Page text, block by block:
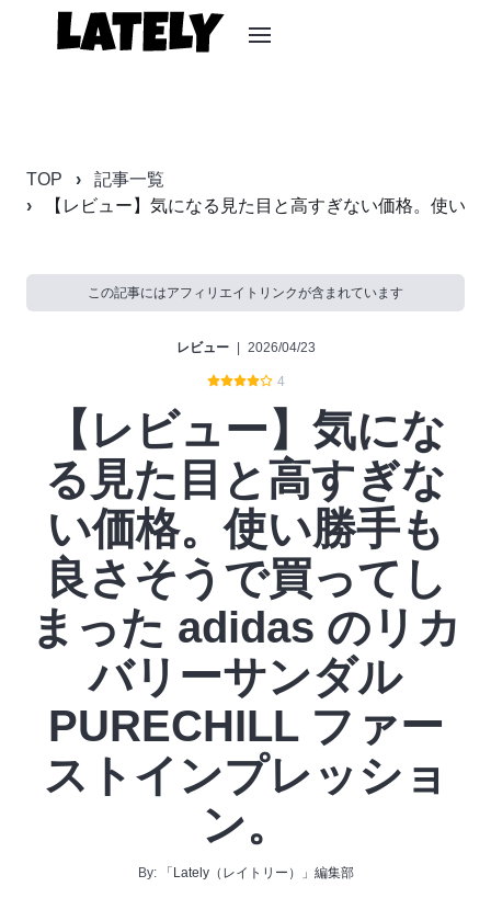
TOP
記事一覧
【レビュー】気になる見た目と高すぎない価格。使い
この記事にはアフィリエイトリンクが含まれています
レビュー 2026/04/23
4
【レビュー】気にな
る見た目と高すぎな
い価格。使い勝手も
良さそうで買ってし
まった adidas のリカ
バリーサンダル
PURECHILL ファー
ストインプレッショ
ン。
By: 「Lately（レイトリー）」編集部